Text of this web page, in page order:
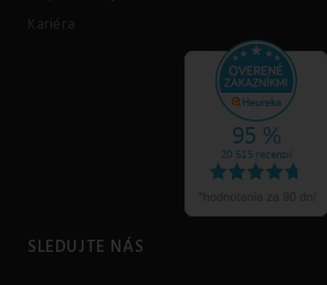
Kariéra
SLEDUJTE NÁS